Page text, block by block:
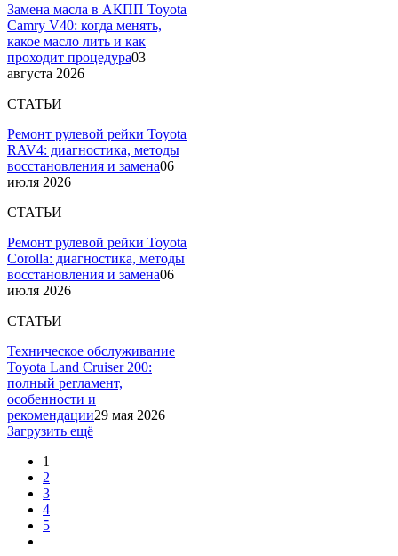
Замена масла в АКПП Toyota
Camry V40: когда менять,
какое масло лить и как
проходит процедура03
августа 2026
СТАТЬИ
Ремонт рулевой рейки Toyota
RAV4: диагностика, методы
восстановления и замена06
июля 2026
СТАТЬИ
Ремонт рулевой рейки Toyota
Corolla: диагностика, методы
восстановления и замена06
июля 2026
СТАТЬИ
Техническое обслуживание
Toyota Land Cruiser 200:
полный регламент,
особенности и
рекомендации29 мая 2026
Загрузить ещё
1
2
3
4
5